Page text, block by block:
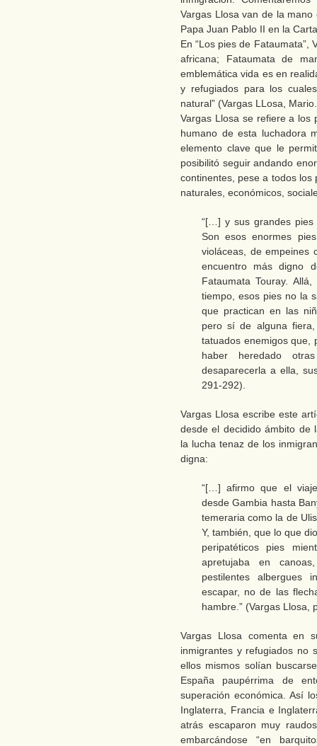
Vargas Llosa van de la
Papa Juan Pablo II en la
En “Los pies de Fataumata”,
africana; Fataumata de
emblemática vida es en
y refugiados para los
natural” (Vargas LLosa,
Vargas Llosa se refiere a los
humano de esta luchadora
elemento clave que le
posibilitó seguir andando
continentes, pese a todos los
naturales, económicos,
“[…] y sus grandes pies
Son esos enormes
violáceas, de empeines
encuentro más digno
Fataumata Touray.
tiempo, esos pies no la
que practican en las
pero sí de alguna
tatuados enemigos que,
haber heredado
desaparecerla a ella,
291-292).
Vargas Llosa escribe este
desde el decidido ámbito de
la lucha tenaz de los
digna:
“[…] afirmo que el
desde Gambia hasta
temeraria como la de
Y, también, que lo que
peripatéticos pies
apretujaba en
pestilentes albergues
escapar, no de las
hambre.” (Vargas Llosa,
Vargas Llosa comenta en
inmigrantes y refugiados no
ellos mismos solían
España paupérrima de
superación económica. Así
Inglaterra, Francia e
atrás escaparon muy
embarcándose “en